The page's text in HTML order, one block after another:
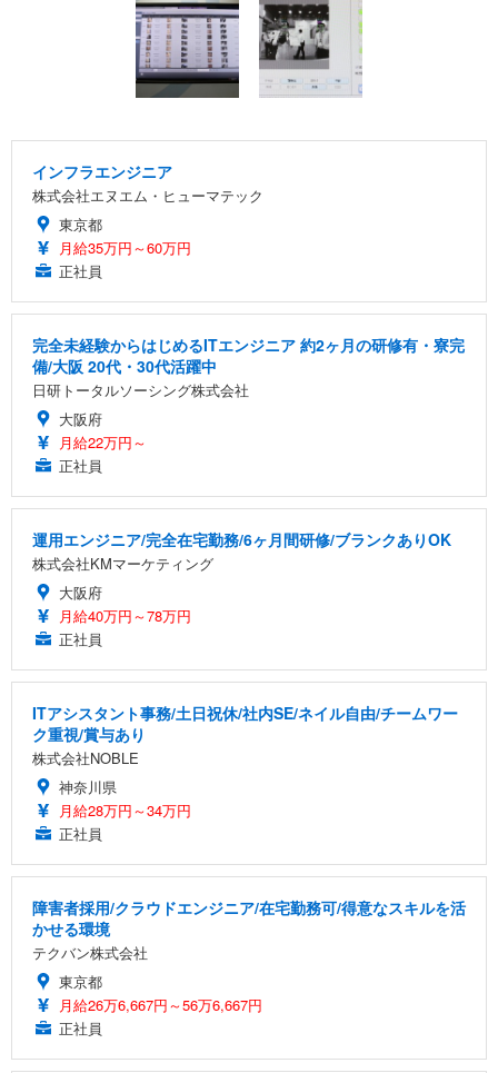
インフラエンジニア
株式会社エヌエム・ヒューマテック
東京都
月給35万円～60万円
正社員
完全未経験からはじめるITエンジニア 約2ヶ月の研修有・寮完
備/大阪 20代・30代活躍中
日研トータルソーシング株式会社
大阪府
月給22万円～
正社員
運用エンジニア/完全在宅勤務/6ヶ月間研修/ブランクありOK
株式会社KMマーケティング
大阪府
月給40万円～78万円
正社員
ITアシスタント事務/土日祝休/社内SE/ネイル自由/チームワー
ク重視/賞与あり
株式会社NOBLE
神奈川県
月給28万円～34万円
正社員
障害者採用/クラウドエンジニア/在宅勤務可/得意なスキルを活
かせる環境
テクバン株式会社
東京都
月給26万6,667円～56万6,667円
正社員